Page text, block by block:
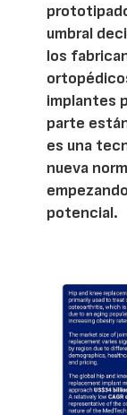
umbral
los
implantes
parte
es una
nueva
potencial.